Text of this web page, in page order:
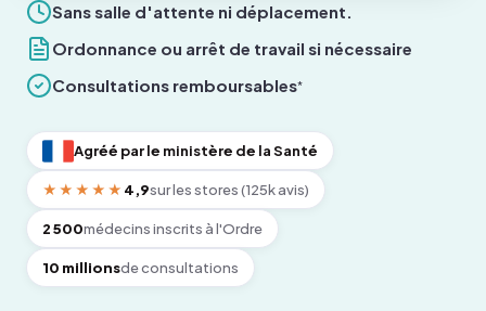
Sans salle d'attente ni déplacement.
Ordonnance ou arrêt de travail si nécessaire
Consultations remboursables*
Agréé par le ministère de la Santé
★★★★★ 4,9sur les stores (125k avis)
2 500médecins inscrits à l'Ordre
10 millionsde consultations